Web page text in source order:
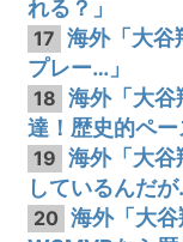
れる？」
17 海外「大谷
プレー…」
18 海外「大
達！歴史的ペー
19 海外「大谷
しているんだが
20 海外「大